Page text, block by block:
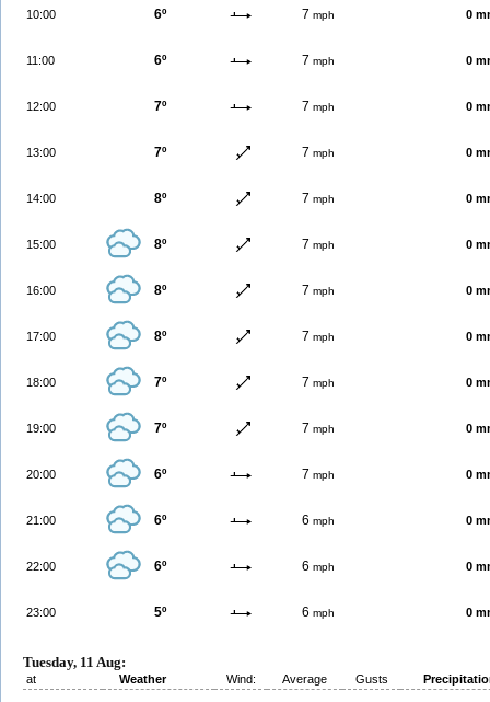
10:00 6º 7 mph 0
11:00 6º 7 mph 0
12:00 7º 7 mph 0
13:00 7º 7 mph 0
14:00 8º 7 mph 0
15:00 8º 7 mph 0
16:00 8º 7 mph 0
17:00 8º 7 mph 0
18:00 7º 7 mph 0
19:00 7º 7 mph 0
20:00 6º 7 mph 0
21:00 6º 6 mph 0
22:00 6º 6 mph 0
23:00 5º 6 mph 0
Tuesday, 11 Aug:
at Weather Wind: Average Gusts